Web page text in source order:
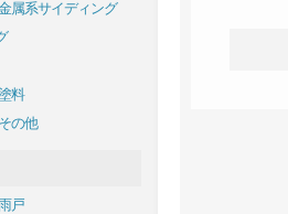
属系サイディング
料
その他
戸